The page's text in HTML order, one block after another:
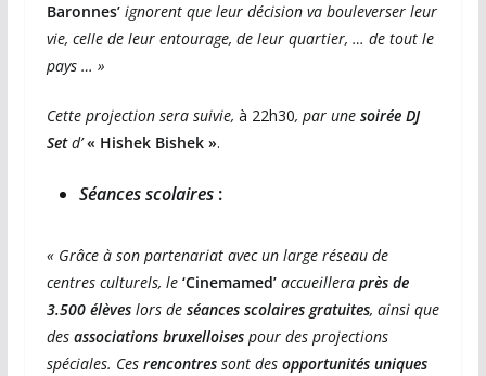
Baronnes’ ignorent que leur décision va bouleverser leur
vie, celle de leur entourage, de leur quartier, … de tout le
pays … »
Cette projection sera suivie, à 22h30, par une soirée DJ
Set d’« Hishek Bishek ».
Séances scolaires:
« Grâce à son partenariat avec un large réseau de
centres culturels, le ‘Cinemamed’accueillera près de
3.500 élèves lors de séances scolaires gratuites, ainsi que
des associations bruxelloises pour des projections
spéciales. Ces rencontres sont des opportunités uniques